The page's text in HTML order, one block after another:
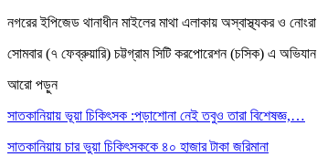
নগরের ইপিজেড থানাধীন মাইলের মাথা এলাকায় অস্বাস্থ্যকর ও
সোমবার (৭ ফেব্রুয়ারি) চট্টগ্রাম সিটি করপোরেশন (চসিক) এ
আরো পড়ুন
সাতকানিয়ায় ভূয়া চিকিৎসক :পড়াশোনা নেই তবুও তারা বিশেষজ্ঞ,…
সাতকানিয়ায় চার ভুয়া চিকিৎসককে ৪০ হাজার টাকা জরিমানা